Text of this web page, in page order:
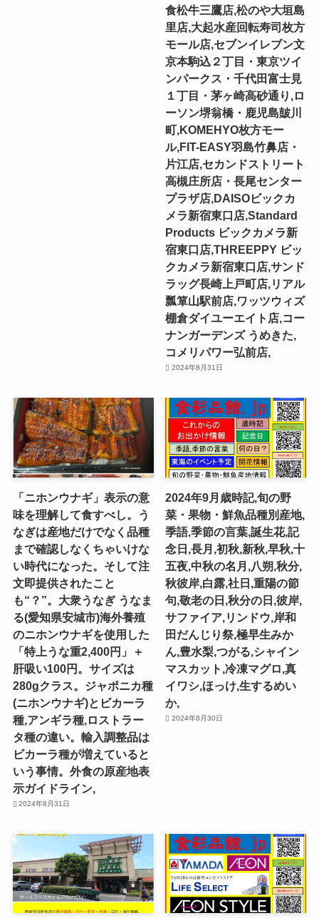
食松牛三鷹店,松のや大垣島
里店,大起水産回転寿司枚方
モール店,セブンイレブン文
京本駒込２丁目・東京ツイ
ンパークス・千代田富士見
１丁目・茅ヶ崎高砂通り,ロ
ーソン堺翁橋・鹿児島皷川
町,KOMEHYO枚方モー
ル,FIT-EASY羽島竹鼻店・
片江店,セカンドストリート
高槻庄所店・長尾センター
プラザ店,DAISOビックカ
メラ新宿東口店,Standard
Products ビックカメラ新
宿東口店,THREEPPY ビッ
クカメラ新宿東口店,サンド
ラッグ長崎上戸町店,リアル
瓢箪山駅前店,ワッツウィズ
棚倉ダイユーエイト店,コー
ナンガーデンズ うめきた,
コメリパワー弘前店,
2024年8月31日
「ニホンウナギ」表示の意
味を理解して食すべし。う
なぎは産地だけでなく品種
まで確認しなくちゃいけな
い時代になった。そして注
文即提供されたこと
も“？”。大衆うなぎ うなま
る(愛知県安城市)海外養殖
のニホンウナギを使用した
「特上うな重2,400円」＋
肝吸い100円。サイズは
280gクラス。ジャポニカ種
(ニホンウナギ)とビカーラ
種,アンギラ種,ロストラー
タ種の違い。輸入調整品は
ビカーラ種が増えていると
いう事情。外食の原産地表
示ガイドライン,
2024年8月31日
2024年9月歳時記,旬の野
菜・果物・鮮魚品種別産地,
季語,季節の言葉,誕生花,記
念日,長月,初秋,新秋,早秋,十
五夜,中秋の名月,八朔,秋分,
秋彼岸,白露,社日,重陽の節
句,敬老の日,秋分の日,彼岸,
サファイア,リンドウ,岸和
田だんじり祭,極早生みか
ん,豊水梨,つがる,シャイン
マスカット,冷凍マグロ,真
イワシ,ほっけ,生するめい
か,
2024年8月30日